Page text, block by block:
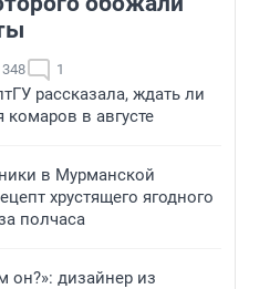
348 1
рассказала, ждать ли
комаров в августе
в Мурманской
хрустящего ягодного
полчаса
он?»: дизайнер из